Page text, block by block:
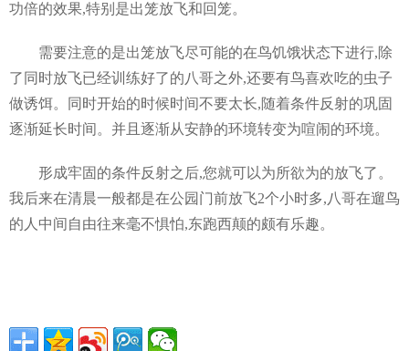
功倍的效果,特别是出笼放飞和回笼。
需要注意的是出笼放飞尽可能的在鸟饥饿状态下进行,除
了同时放飞已经训练好了的八哥之外,还要有鸟喜欢吃的虫子
做诱饵。同时开始的时候时间不要太长,随着条件反射的巩固
逐渐延长时间。并且逐渐从安静的环境转变为喧闹的环境。
形成牢固的条件反射之后,您就可以为所欲为的放飞了。
我后来在清晨一般都是在公园门前放飞2个小时多,八哥在遛鸟
的人中间自由往来毫不惧怕,东跑西颠的颇有乐趣。